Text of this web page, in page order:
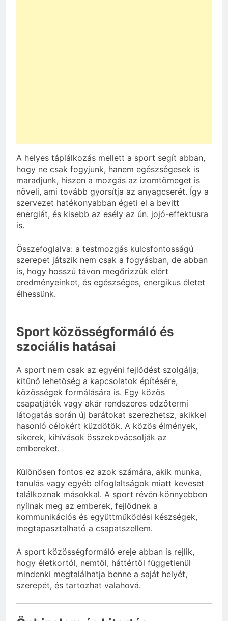
A helyes táplálkozás mellett a sport segít abban,
hogy ne csak fogyjunk, hanem egészségesek is
maradjunk, hiszen a mozgás az izomtömeget is
növeli, ami tovább gyorsítja az anyagcserét. Így a
szervezet hatékonyabban égeti el a bevitt
energiát, és kisebb az esély az ún. jojó-effektusra
is.
Összefoglalva: a testmozgás kulcsfontosságú
szerepet játszik nem csak a fogyásban, de abban
is, hogy hosszú távon megőrizzük elért
eredményeinket, és egészséges, energikus életet
élhessünk.
Sport közösségformáló és
szociális hatásai
A sport nem csak az egyéni fejlődést szolgálja;
kitűnő lehetőség a kapcsolatok építésére,
közösségek formálására is. Egy közös
csapatjáték vagy akár rendszeres edzőtermi
látogatás során új barátokat szerezhetsz, akikkel
hasonló célokért küzdötök. A közös élmények,
sikerek, kihívások összekovácsolják az
embereket.
Különösen fontos ez azok számára, akik munka,
tanulás vagy egyéb elfoglaltságok miatt keveset
találkoznak másokkal. A sport révén könnyebben
nyílnak meg az emberek, fejlődnek a
kommunikációs és együttműködési készségek,
megtapasztalható a csapatszellem.
A sport közösségformáló ereje abban is rejlik,
hogy életkortól, nemtől, háttértől függetlenül
mindenki megtalálhatja benne a saját helyét,
szerepét, és tartozhat valahová.